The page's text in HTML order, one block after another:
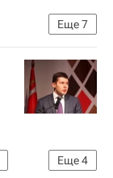
Еще7
Еще4